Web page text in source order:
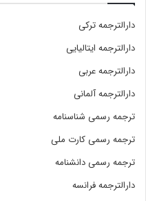
دارالترجمه ترکی
دارالترجمه ایتالیایی
دارالترجمه عربی
دارالترجمه آلمانی
ترجمه رسمی شناسنامه
ترجمه رسمی کارت ملی
ترجمه رسمی دانشنامه
دارالترجمه فرانسه